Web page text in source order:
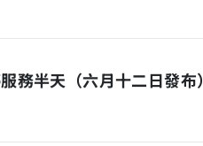
務半天（六月十二日發布）